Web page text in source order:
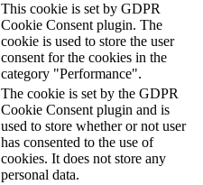
This cookie is set by GDPR
Cookie Consent plugin. The
cookie is used to store the user
consent for the cookies in the
category "Performance".
The cookie is set by the GDPR
Cookie Consent plugin and is
used to store whether or not user
has consented to the use of
cookies. It does not store any
personal data.